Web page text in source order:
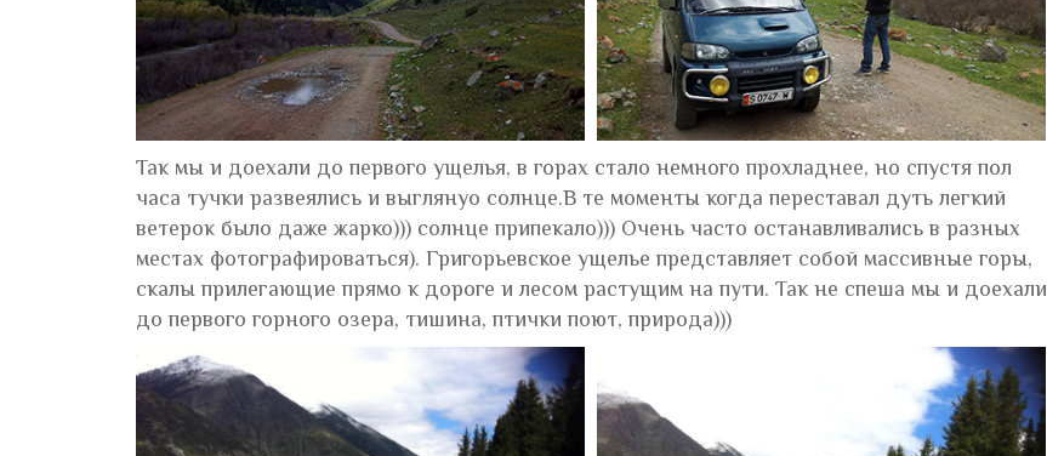
Так мы и доехали до первого ущелья, в горах стало немного прохладнее, но спустя пол
часа тучки развеялись и выглянуо солнце.В те моменты когда переставал дуть легкий
ветерок было даже жарко))) солнце припекало))) Очень часто останавливались в разных
местах фотографироваться). Григорьевское ущелье представляет собой массивные горы,
скалы прилегающие прямо к дороге и лесом растущим на пути. Так не спеша мы и доехали
до первого горного озера, тишина, птички поют, природа)))